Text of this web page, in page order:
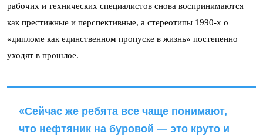
рабочих и технических специалистов снова воспринимаются
как престижные и перспективные, а стереотипы 1990-х о
«дипломе как единственном пропуске в жизнь» постепенно
уходят в прошлое.
«Сейчас же ребята все чаще понимают,
что нефтяник на буровой — это круто и